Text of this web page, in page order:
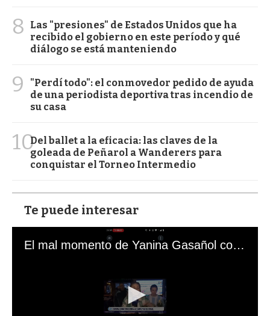
8
Las "presiones" de Estados Unidos que ha
recibido el gobierno en este período y qué
diálogo se está manteniendo
9
"Perdí todo": el conmovedor pedido de ayuda
de una periodista deportiva tras incendio de
su casa
10Del ballet a la eficacia: las claves de la
goleada de Peñarol a Wanderers para
conquistar el Torneo Intermedio
Te puede interesar
El mal momento de Yanina Gasañol con un hincha argentino en "Subrayado"